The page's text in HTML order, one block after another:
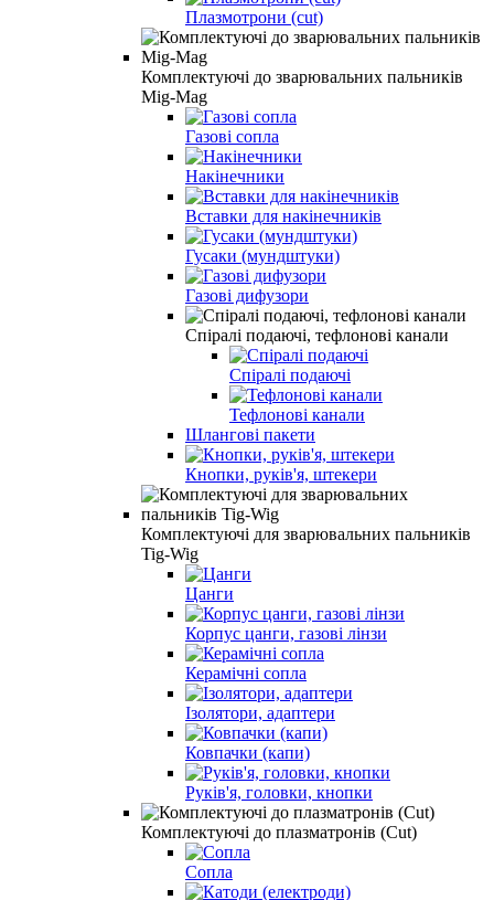
Плазмотрони (cut)
Комплектуючі до зварювальних пальників
Mig-Mag
Газові сопла
Накінечники
Вставки для накінечників
Гусаки (мундштуки)
Газові дифузори
Спіралі подаючі, тефлонові канали
Спіралі подаючі
Тефлонові канали
Шлангові пакети
Кнопки, руків'я, штекери
Комплектуючі для зварювальних пальників
Tig-Wig
Цанги
Корпус цанги, газові лінзи
Керамічні сопла
Ізолятори, адаптери
Ковпачки (капи)
Руків'я, головки, кнопки
Комплектуючі до плазматронів (Сut)
Сопла